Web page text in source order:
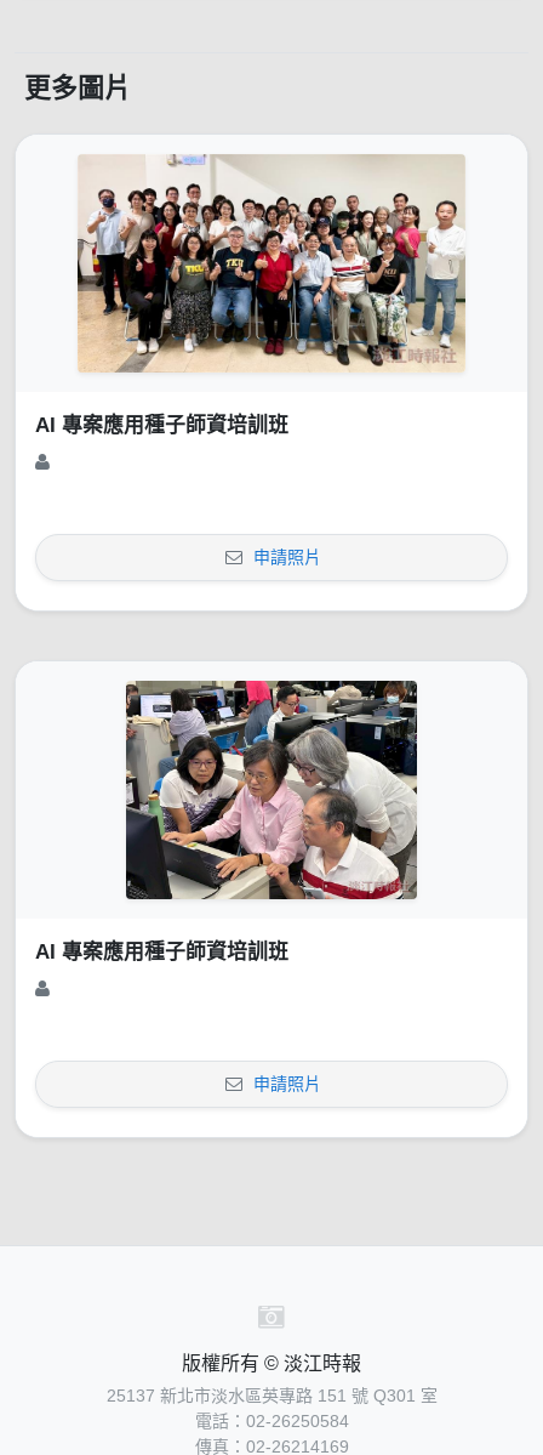
更多圖片
AI 專案應用種子師資培訓班
申請照片
AI 專案應用種子師資培訓班
申請照片
版權所有 © 淡江時報
25137 新北市淡水區英專路 151 號 Q301 室
電話：02-26250584
傳真：02-26214169